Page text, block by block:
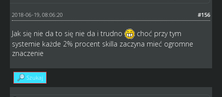
#156
2018-06-19, 08:06:20
Jak się nie da to się nie da i trudno
choć przy tym
systemie każde 2% procent skilla zaczyna mieć ogromne
znaczenie
Szukaj